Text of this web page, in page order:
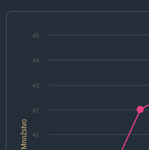
Množstvo 41
42
43
44
45